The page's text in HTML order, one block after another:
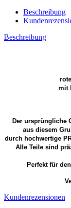
Beschreibung
Beschreibung
mit
Der ursprüngliche
aus diesem
durch hochwertige
Alle Teile sind
Perfekt für
Kundenrezensionen